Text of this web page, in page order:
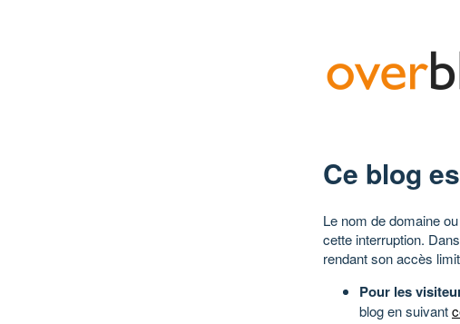
Ce blog
Le nom de domaine
cette interruption.
rendant son accès
Pour les
blog en suivant